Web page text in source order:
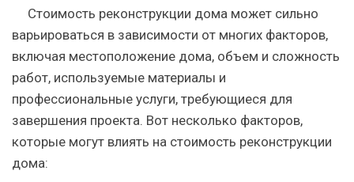
Стоимость реконструкции дома может сильно
варьироваться в зависимости от многих факторов,
включая местоположение дома, объем и сложность
работ, используемые материалы и
профессиональные услуги, требующиеся для
завершения проекта. Вот несколько факторов,
которые могут влиять на стоимость реконструкции
дома: